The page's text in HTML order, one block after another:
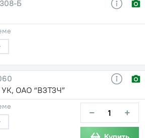
Б
УК, ОАО “ВЗТЗЧ”
− +